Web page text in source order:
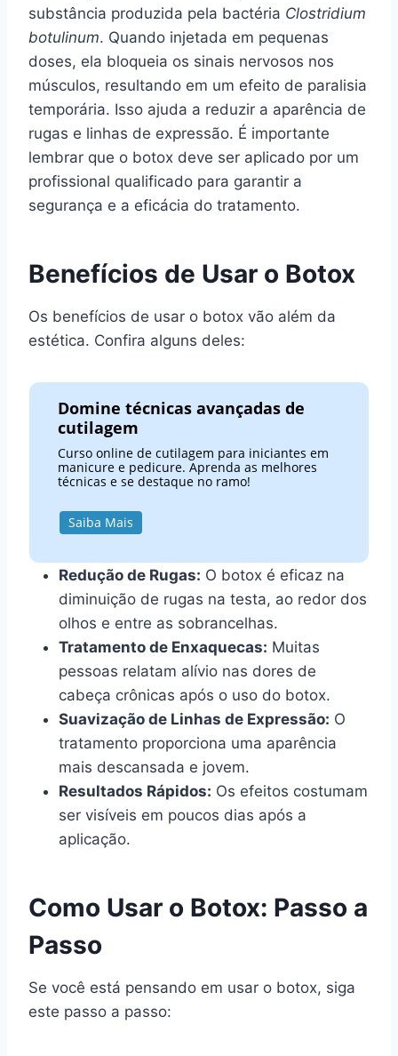
substância produzida pela bactéria Clostridium
botulinum. Quando injetada em pequenas
doses, ela bloqueia os sinais nervosos nos
músculos, resultando em um efeito de paralisia
temporária. Isso ajuda a reduzir a aparência de
rugas e linhas de expressão. É importante
lembrar que o botox deve ser aplicado por um
profissional qualificado para garantir a
segurança e a eficácia do tratamento.
Benefícios de Usar o Botox
Os benefícios de usar o botox vão além da
estética. Confira alguns deles:
Domine técnicas avançadas de
cutilagem
Curso online de cutilagem para iniciantes em
manicure e pedicure. Aprenda as melhores
técnicas e se destaque no ramo!
Saiba Mais
Redução de Rugas: O botox é eficaz na
diminuição de rugas na testa, ao redor dos
olhos e entre as sobrancelhas.
Tratamento de Enxaquecas: Muitas
pessoas relatam alívio nas dores de
cabeça crônicas após o uso do botox.
Suavização de Linhas de Expressão: O
tratamento proporciona uma aparência
mais descansada e jovem.
Resultados Rápidos: Os efeitos costumam
ser visíveis em poucos dias após a
aplicação.
Como Usar o Botox: Passo a
Passo
Se você está pensando em usar o botox, siga
este passo a passo: